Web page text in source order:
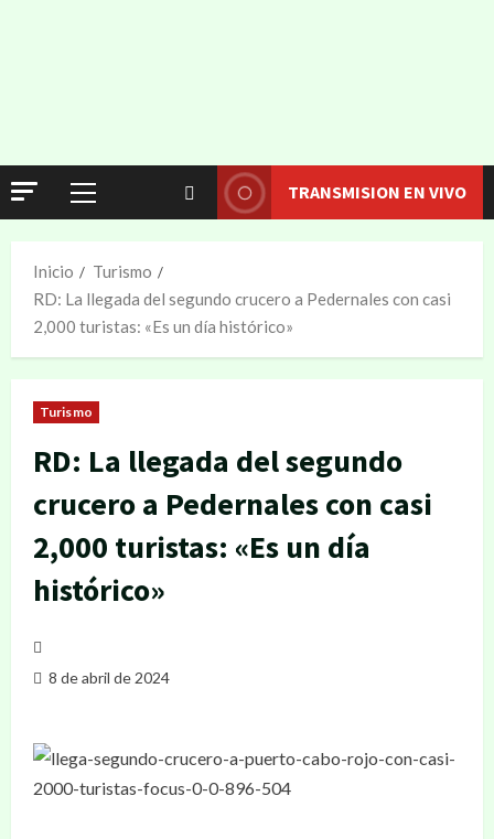
TRANSMISION EN VIVO
Inicio
Turismo
RD: La llegada del segundo crucero a Pedernales con casi
2,000 turistas: «Es un día histórico»
Turismo
RD: La llegada del segundo
crucero a Pedernales con casi
2,000 turistas: «Es un día
histórico»
8 de abril de 2024